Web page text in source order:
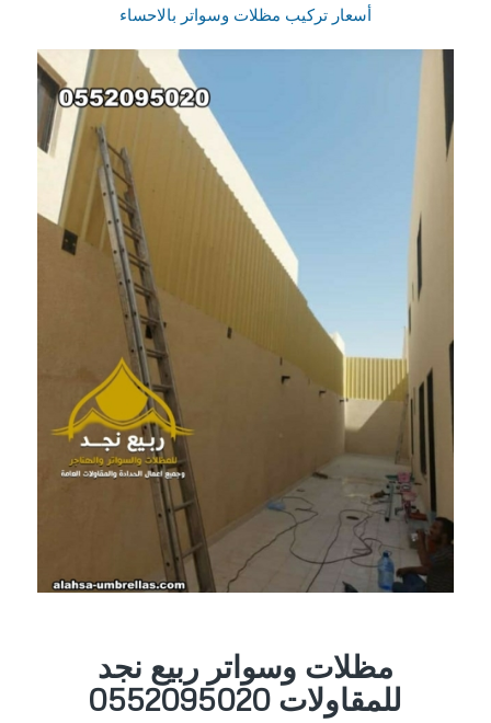
أسعار تركيب مظلات وسواتر بالاحساء
مظلات وسواتر ربيع نجد
للمقاولات 0552095020